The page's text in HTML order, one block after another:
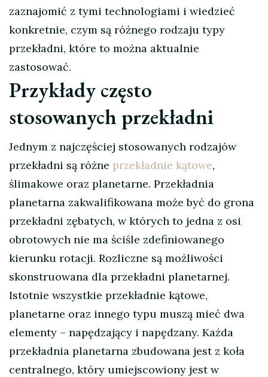
zaznajomić z tymi technologiami i wiedzieć
konkretnie, czym są różnego rodzaju typy
przekładni, które to można aktualnie
zastosować.
Przykłady często
stosowanych przekładni
Jednym z najczęściej stosowanych rodzajów
przekładni są różne przekładnie kątowe,
ślimakowe oraz planetarne. Przekładnia
planetarna zakwalifikowana może być do grona
przekładni zębatych, w których to jedna z osi
obrotowych nie ma ściśle zdefiniowanego
kierunku rotacji. Rozliczne są możliwości
skonstruowana dla przekładni planetarnej.
Istotnie wszystkie przekładnie kątowe,
planetarne oraz innego typu muszą mieć dwa
elementy – napędzający i napędzany. Każda
przekładnia planetarna zbudowana jest z koła
centralnego, który umiejscowiony jest w